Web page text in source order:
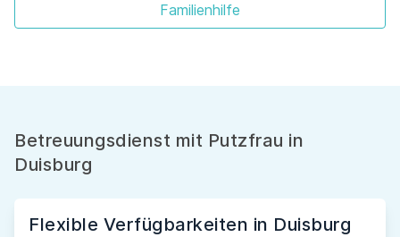
Familienhilfe
Betreuungsdienst mit Putzfrau in
Duisburg
Flexible Verfügbarkeiten in Duisburg